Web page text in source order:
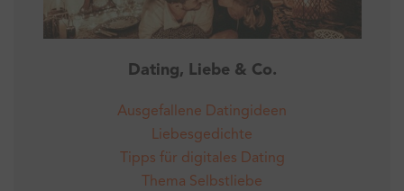
Dating, Liebe & Co.
Ausgefallene Datingideen
Liebesgedichte
Tipps für digitales Dating
Thema Selbstliebe